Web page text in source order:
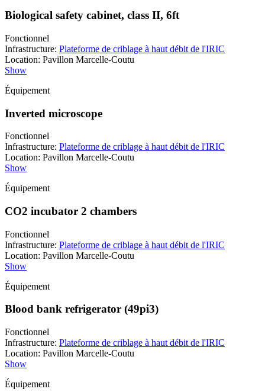
Biological safety cabinet, class II, 6ft
Fonctionnel
Infrastructure: Plateforme de criblage à haut débit de l'IRIC
Location: Pavillon Marcelle-Coutu
Show
Équipement
Inverted microscope
Fonctionnel
Infrastructure: Plateforme de criblage à haut débit de l'IRIC
Location: Pavillon Marcelle-Coutu
Show
Équipement
CO2 incubator 2 chambers
Fonctionnel
Infrastructure: Plateforme de criblage à haut débit de l'IRIC
Location: Pavillon Marcelle-Coutu
Show
Équipement
Blood bank refrigerator (49pi3)
Fonctionnel
Infrastructure: Plateforme de criblage à haut débit de l'IRIC
Location: Pavillon Marcelle-Coutu
Show
Équipement